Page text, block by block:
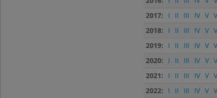
2017:
I II III IV V
2018:
I II III IV V
2019:
I II III IV V
2020:
I II III IV V
2021:
I II III IV V
2022:
I II III IV V